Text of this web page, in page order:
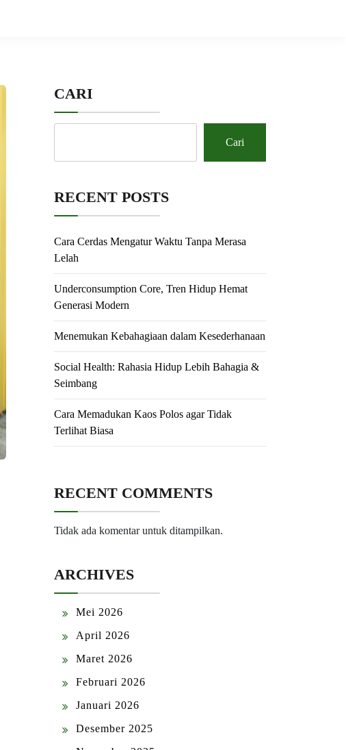
CARI
Cari
RECENT POSTS
Cara Cerdas Mengatur Waktu Tanpa Merasa
Lelah
Underconsumption Core, Tren Hidup Hemat
Generasi Modern
Menemukan Kebahagiaan dalam Kesederhanaan
Social Health: Rahasia Hidup Lebih Bahagia &
Seimbang
Cara Memadukan Kaos Polos agar Tidak
Terlihat Biasa
RECENT COMMENTS
Tidak ada komentar untuk ditampilkan.
ARCHIVES
Mei 2026
April 2026
Maret 2026
Februari 2026
Januari 2026
Desember 2025